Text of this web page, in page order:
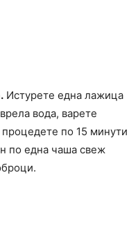
Истурете една лажица
вода, варете
по 15 минути
по една чаша свеж